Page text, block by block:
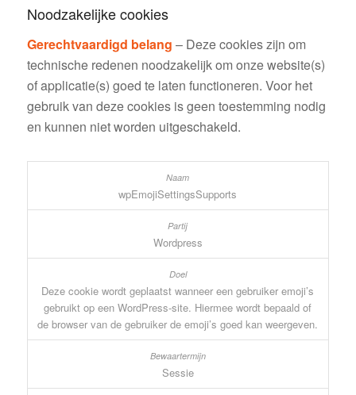
Noodzakelijke cookies
Gerechtvaardigd belang – Deze cookies zijn om
technische redenen noodzakelijk om onze website(s)
of applicatie(s) goed te laten functioneren. Voor het
gebruik van deze cookies is geen toestemming nodig
en kunnen niet worden uitgeschakeld.
wpEmojiSettingsSupports
Wordpress
Deze cookie wordt geplaatst wanneer een gebruiker emoji’s
gebruikt op een WordPress-site. Hiermee wordt bepaald of
de browser van de gebruiker de emoji’s goed kan weergeven.
Sessie